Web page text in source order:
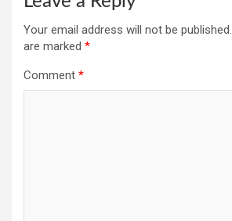
Your email address will not be published.
are marked *
Comment *